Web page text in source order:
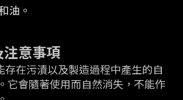
油。
意事項
存在污漬以及製造過程中產生的自
它會隨著使用而自然消失，不能作